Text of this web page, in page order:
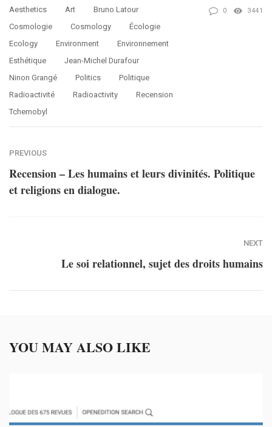
Aesthetics Art
Bruno Latour
Cosmologie
Cosmology
Écologie
Ecology
Environment
Environnement
Esthétique
Jean-Michel Durafour
Ninon Grangé
Politics
Politique
Radioactivité
Radioactivity
Recension
Tchernobyl
0 3441
PREVIOUS
Recension – Les humains et leurs divinités. Politique
et religions en dialogue.
NEXT
Le soi relationnel, sujet des droits humains
YOU MAY ALSO LIKE